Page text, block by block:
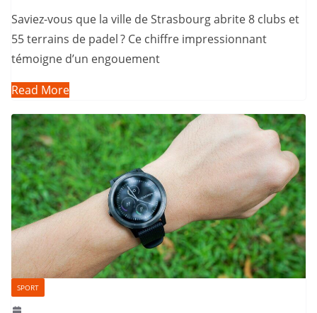
Saviez-vous que la ville de Strasbourg abrite 8 clubs et
55 terrains de padel ? Ce chiffre impressionnant
témoigne d’un engouement
Read More
SPORT